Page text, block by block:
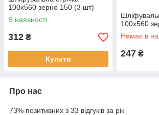
100х560 зерно 150 (3 шт)
В наявності
312 ₴
Купити
100х560
Немає в
247 ₴
Про нас
73% позитивних з 33 відгуків за рік